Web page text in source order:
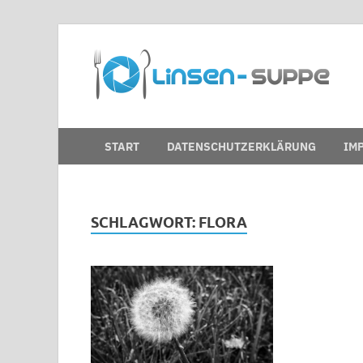
START DATENSCHUTZERKLÄRUNG
SCHLAGWORT: FLORA